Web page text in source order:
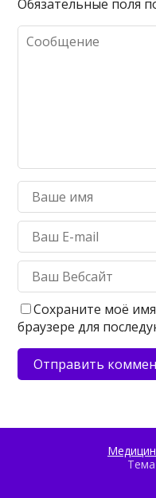
Обязательные поля
Сохраните моё
браузере для